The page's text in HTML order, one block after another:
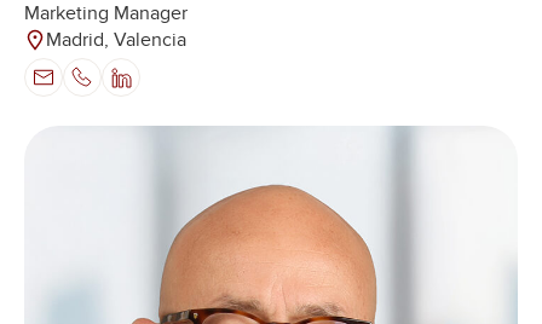
Marketing Manager
Madrid, Valencia